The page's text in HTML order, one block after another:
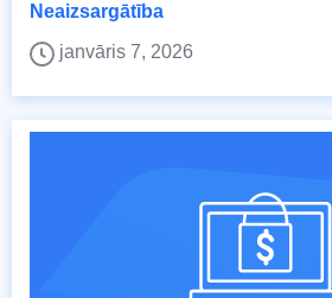
Neaizsargātība
janvāris 7, 2026